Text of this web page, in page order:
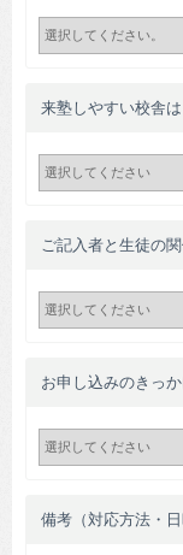
来塾しやすい校舎
ご記入者と生徒の
お申し込みのきっ
備考（対応方法・